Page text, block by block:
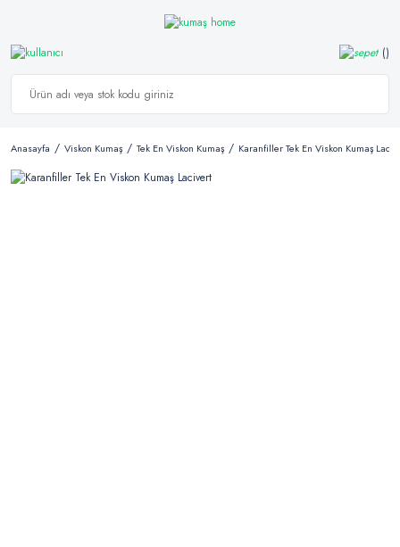
Anasayfa Viskon Kumaş Tek En Viskon Kumaş Karanfiller Tek En Viskon Kumaş